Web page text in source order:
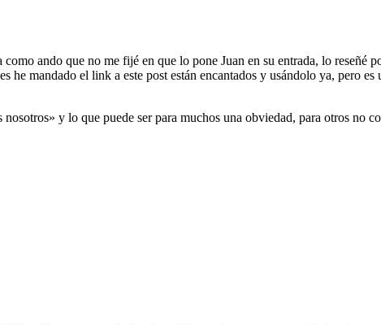
ando que no me fijé en que lo pone Juan en su entrada, lo reseñé
he mandado el link a este post están encantados y usándolo ya, pero
y lo que puede ser para muchos una obviedad, para otros no